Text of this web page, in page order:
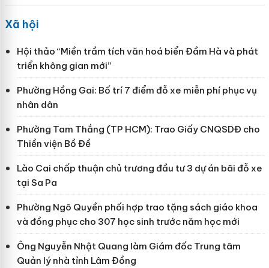
Xã hội
Hội thảo “Miền trầm tích văn hoá biển Đầm Hà và phát
triển không gian mới”
Phường Hồng Gai: Bố trí 7 điểm đỗ xe miễn phí phục vụ
nhân dân
Phường Tam Thắng (TP HCM): Trao Giấy CNQSDĐ cho
Thiền viện Bồ Đề
Lào Cai chấp thuận chủ trương đầu tư 3 dự án bãi đỗ xe
tại Sa Pa
Phường Ngô Quyền phối hợp trao tặng sách giáo khoa
và đồng phục cho 307 học sinh trước năm học mới
Ông Nguyễn Nhật Quang làm Giám đốc Trung tâm
Quản lý nhà tỉnh Lâm Đồng